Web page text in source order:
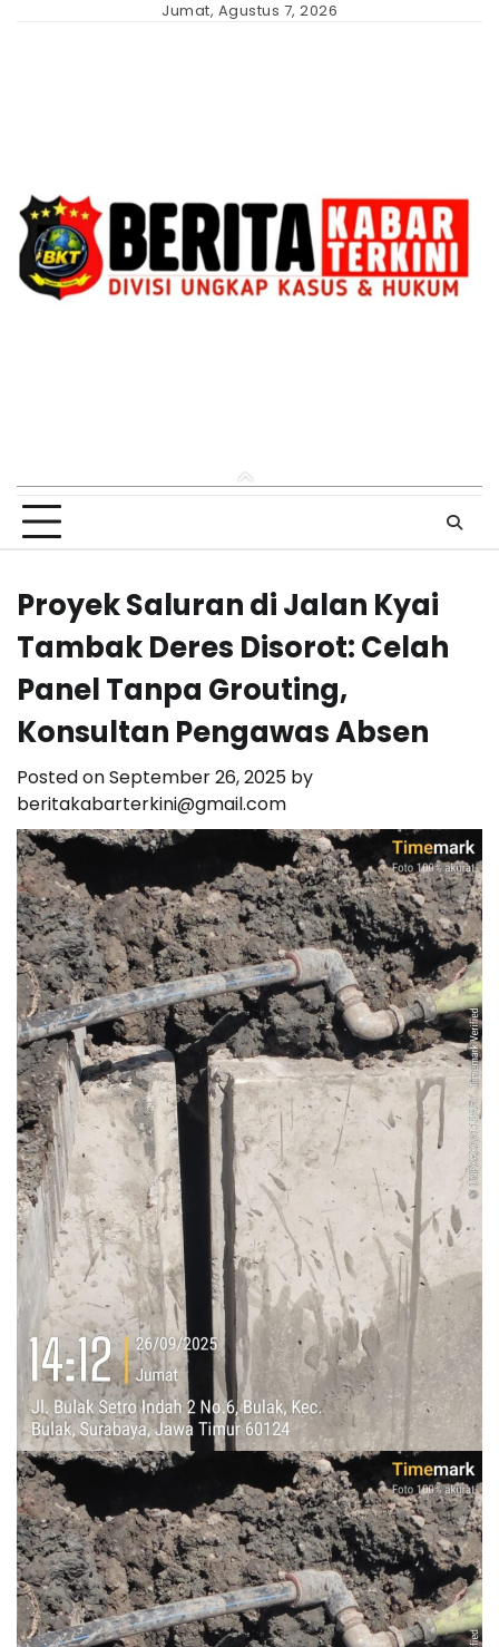
Jumat, Agustus 7, 2026
Proyek Saluran di Jalan Kyai
Tambak Deres Disorot: Celah
Panel Tanpa Grouting,
Konsultan Pengawas Absen
Posted onSeptember 26, 2025 by
beritakabarterkini@gmail.com